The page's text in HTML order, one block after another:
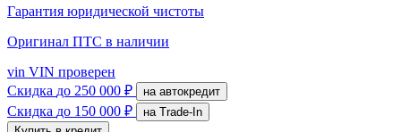
Гарантия юридической чистоты
Оригинал ПТС в наличии
vin VIN проверен
Скидка до 250 000 ₽ на автокредит
Скидка до 150 000 ₽
на Trade-In